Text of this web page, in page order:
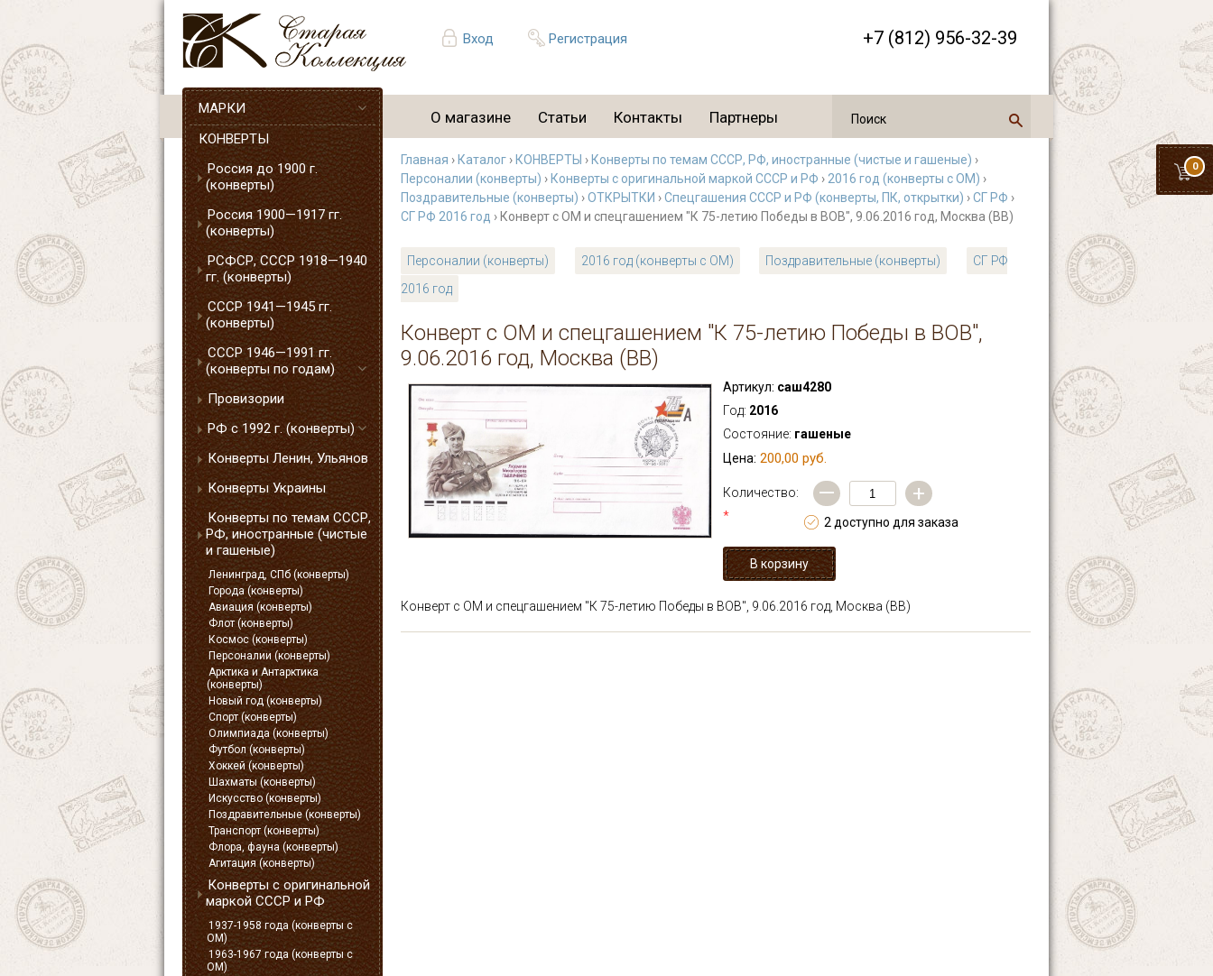
Вход Регистрация +7 (812) 956-32-39
0
О магазине Статьи Контакты Партнеры
МАРКИ
КОНВЕРТЫ
Россия до 1900 г.
(конверты)
Россия 1900—1917 гг.
(конверты)
РСФСР, СССР 1918—1940
гг. (конверты)
СССР 1941—1945 гг.
(конверты)
СССР 1946—1991 гг.
(конверты по годам)
Провизории
РФ с 1992 г. (конверты)
Конверты Ленин, Ульянов
Конверты Украины
Конверты по темам СССР,
РФ, иностранные (чистые
и гашеные)
Ленинград, СПб (конверты)
Города (конверты)
Авиация (конверты)
Флот (конверты)
Космос (конверты)
Персоналии (конверты)
Арктика и Антарктика
(конверты)
Новый год (конверты)
Спорт (конверты)
Олимпиада (конверты)
Футбол (конверты)
Хоккей (конверты)
Шахматы (конверты)
Искусство (конверты)
Поздравительные (конверты)
Транспорт (конверты)
Флора, фауна (конверты)
Агитация (конверты)
Конверты с оригинальной
маркой СССР и РФ
1937-1958 года (конверты с
ОМ)
1963-1967 года (конверты с
ОМ)
Главная › Каталог › КОНВЕРТЫ › Конверты по темам СССР, РФ, иностранные (чистые и гашеные) ›
Персоналии (конверты) › Конверты с оригинальной маркой СССР и РФ › 2016 год (конверты с ОМ) ›
Поздравительные (конверты) ›ОТКРЫТКИ ›Спецгашения СССР и РФ (конверты, ПК, открытки) ›СГ РФ ›
СГ РФ 2016 год › Конверт с ОМ и спецгашением "К 75-летию Победы в ВОВ", 9.06.2016 год, Москва (ВВ)
Персоналии (конверты) 2016 год (конверты с ОМ) Поздравительные (конверты)
СГ РФ
2016 год
Конверт с ОМ и спецгашением "К 75-летию Победы в ВОВ",
9.06.2016 год, Москва (ВВ)
Артикул: саш4280
Год: 2016
Состояние: гашеные
Цена: 200,00 руб.
Количество:
*
— +
2 доступно для заказа
Конверт с ОМ и спецгашением "К 75-летию Победы в ВОВ", 9.06.2016 год, Москва (ВВ)